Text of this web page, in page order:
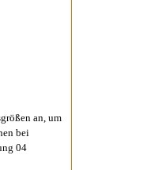
an, um
bei
04